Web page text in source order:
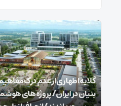
گلایه اطهاری از عدم درک
بنیان در ایران/ پروژه‌های